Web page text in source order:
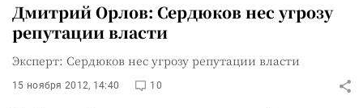
Дмитрий Орлов: Сердюков нес угрозу
репутации власти
Эксперт: Сердюков нес угрозу репутации власти
15 ноября 2012, 14:40 10